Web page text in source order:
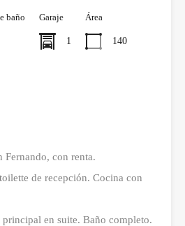
baño Garaje
1
Área
140
Fernando, con renta.
de recepción. Cocina con
en suite. Baño completo.